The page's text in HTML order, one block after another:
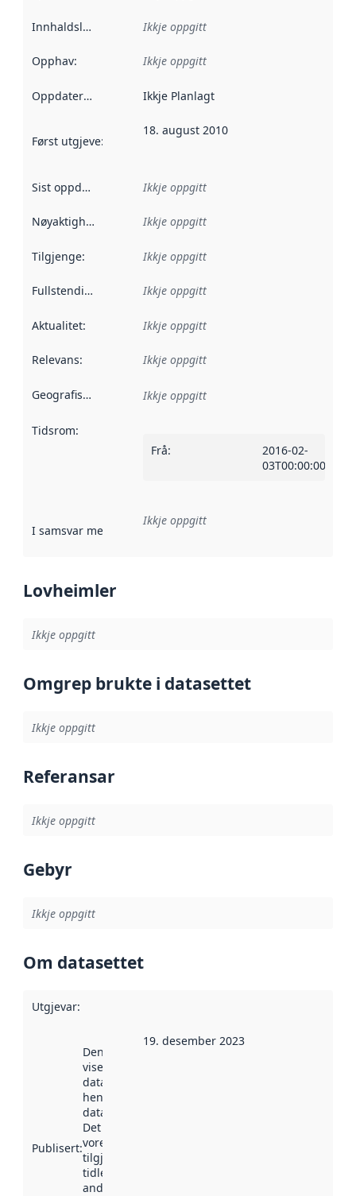
Innhaldsleverandørar :
Ikkje oppgitt
Opphav: Ikkje oppgitt
Oppdateringsfrekvens :
Ikkje Planlagt
Først utgjeve: Denne datoen seier når dataa i dette
18. august 2010
Sist oppdatert Ikkje oppgitt
Nøyaktigheit Ikkje oppgitt
Tilgjenge: Ikkje oppgitt
Fullstendigheit Ikkje oppgitt
Aktualitet: Ikkje oppgitt
Relevans: Ikkje oppgitt
Geografisk område Ikkje oppgitt
Tidsrom:
Frå:
2016-02-
03T00:00:00Z
I samsvar med Referanse til ei implementeringsregel eller
Ikkje oppgitt
Lovheimler
Ikkje oppgitt
Omgrep brukte i datasettet
Ikkje oppgitt
Referansar
Ikkje oppgitt
Gebyr
Ikkje oppgitt
Om datasettet
Utgjevar:
Publisert:
Denne datoen
viser når
datasettet vart
henta inn av
data.norge.no.
Det kan ha
vore
tilgjengeleg
tidlegare
andre stader.
19. desember 2023